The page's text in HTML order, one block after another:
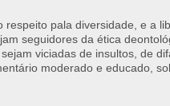
respeito pala diversidade, e a
seguidores da ética
viciadas de insultos, de
moderado e educado,